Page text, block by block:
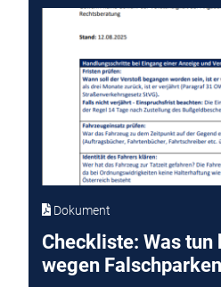
Dokument
Checkliste: Was tun
wegen